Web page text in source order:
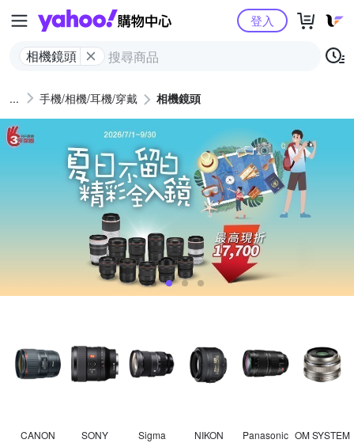
Yahoo購物中心
相機鏡頭
登入
手機/相機/耳機/穿戴 相機鏡頭
CANON SONY Sigma NIKON Panasonic OM SYSTEM